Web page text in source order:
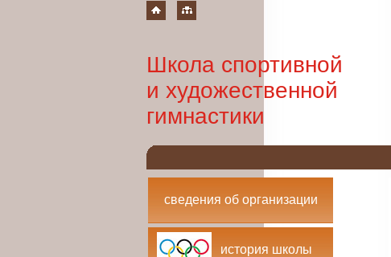
Школа спортивной
и художественной
гимнастики
сведения об организации
история школы